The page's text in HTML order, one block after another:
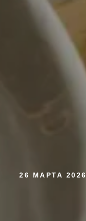
26 МАРТА 2026